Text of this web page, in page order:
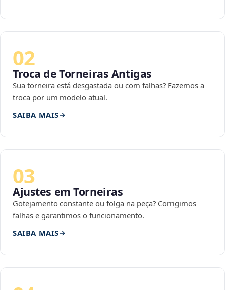
02
Troca de Torneiras Antigas
Sua torneira está desgastada ou com falhas? Fazemos a
troca por um modelo atual.
SAIBA MAIS
03
Ajustes em Torneiras
Gotejamento constante ou folga na peça? Corrigimos
falhas e garantimos o funcionamento.
SAIBA MAIS